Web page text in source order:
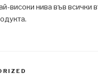
високи нива във всички